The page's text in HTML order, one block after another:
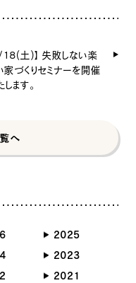
18(土)】 失敗しない楽
家づくりセミナーを開催
します。
へ
2025
2023
2021